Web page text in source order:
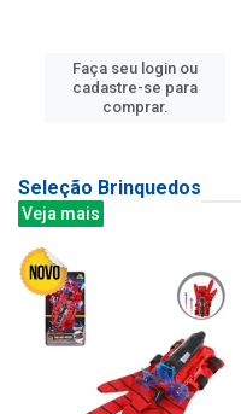
Faça seu login ou
cadastre-se para
comprar.
Seleção Brinquedos
Veja mais